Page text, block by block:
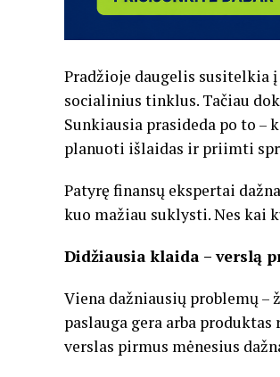
Pradžioje daugelis susitelkia
socialinius tinklus. Tačiau
Sunkiausia prasideda po to
planuoti išlaidas ir priimti
Patyrę finansų ekspertai
kuo mažiau suklysti. Nes kai
Didžiausia klaida – verslą
Viena dažniausių problemų –
paslauga gera arba
verslas pirmus mėnesius